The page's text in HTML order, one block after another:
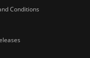
Conditions